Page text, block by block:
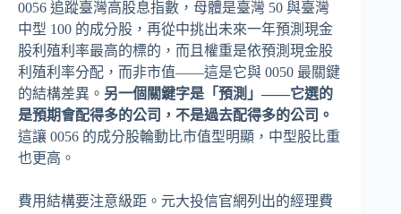
0056 追蹤臺灣高股息指數，母體是臺灣 50 與臺灣
中型 100 的成分股，再從中挑出未來一年預測現金
股利殖利率最高的標的，而且權重是依預測現金股
利殖利率分配，而非市值——這是它與 0050 最關鍵
的結構差異。 另一個關鍵字是「預測」——它選的
是預期會配得多的公司，不是過去配得多的公司。
這讓 0056 的成分股輪動比市值型明顯，中型股比重
也更高。
費用結構要注意級距。元大投信官網列出的經理費